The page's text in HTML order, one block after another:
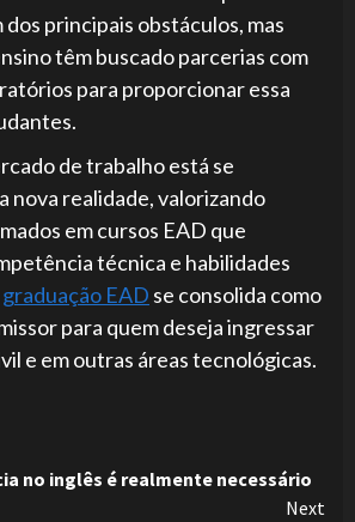
dos principais obstáculos, mas
têm buscado parcerias com
para proporcionar essa
de trabalho está se
nova realidade, valorizando
em cursos EAD que
técnica e habilidades
graduação EAD se consolida como
para quem deseja ingressar
e em outras áreas tecnológicas.
no inglês é realmente necessário
Next